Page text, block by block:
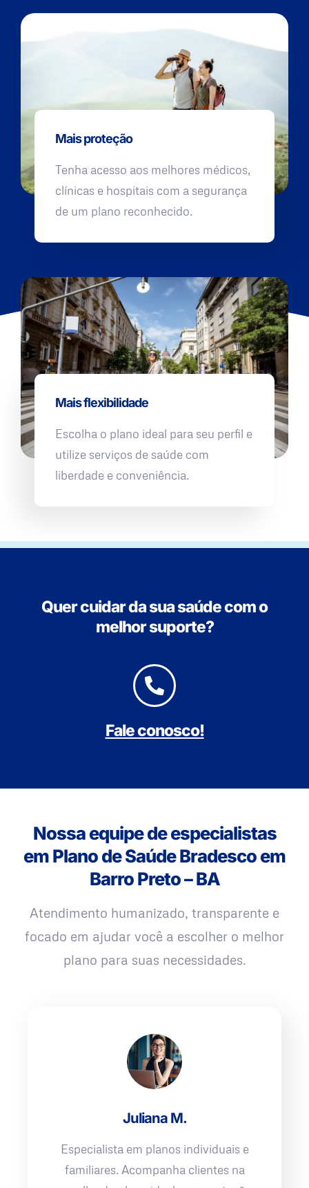
Mais proteção
Tenha acesso aos melhores médicos,
clínicas e hospitais com a segurança
de um plano reconhecido.
Mais flexibilidade
Escolha o plano ideal para seu perfil e
utilize serviços de saúde com
liberdade e conveniência.
Quer cuidar da sua saúde com o
melhor suporte?
Fale conosco!
Nossa equipe de especialistas
em Plano de Saúde Bradesco em
Barro Preto – BA
Atendimento humanizado, transparente e
focado em ajudar você a escolher o melhor
plano para suas necessidades.
Juliana M.
Especialista em planos individuais e
familiares. Acompanha clientes na